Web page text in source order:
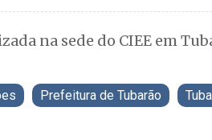
na sede do CIEE em
Prefeitura de Tubarão